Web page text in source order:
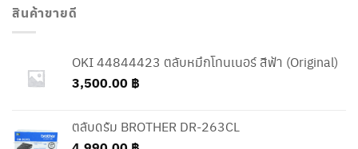
สินค้าขายดี
OKI 44844423 ตลับหมึกโทนเนอร์ สีฟ้า (Original)
3,500.00 ฿
ตลับดรัม BROTHER DR-263CL